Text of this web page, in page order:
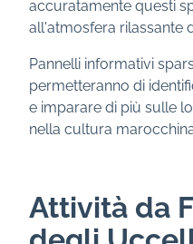
accuratamente questi
all'atmosfera rilassante
Pannelli informativi
permetteranno di
e imparare di più sulle
nella cultura
Attività da